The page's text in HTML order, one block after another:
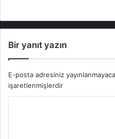
Bir yanıt yazın
E-posta adresiniz
işaretlenmişlerdir